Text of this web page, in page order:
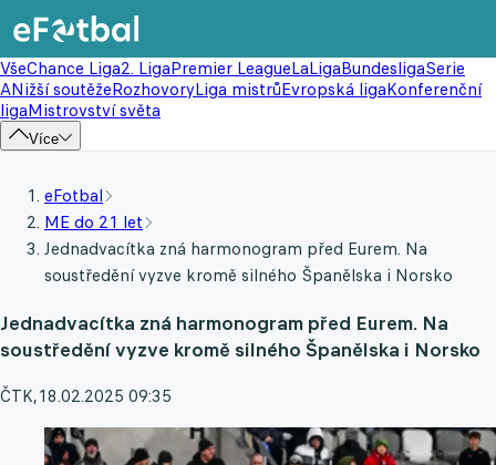
VšeChance Liga2. LigaPremier LeagueLaLigaBundesligaSerie
ANižší soutěžeRozhovoryLiga mistrůEvropská ligaKonferenční
ligaMistrovství světa
Více
eFotbal
ME do 21 let
Jednadvacítka zná harmonogram před Eurem. Na
soustředění vyzve kromě silného Španělska i Norsko
Jednadvacítka zná harmonogram před Eurem. Na
soustředění vyzve kromě silného Španělska i Norsko
ČTK,18.02.2025 09:35